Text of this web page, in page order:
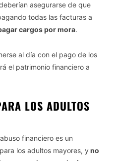
asegurarse de que
todas las facturas a
cargos por mora.
al día con el pago de los
el patrimonio financiero a
LOS ADULTOS
financiero es un
los adultos mayores, y no